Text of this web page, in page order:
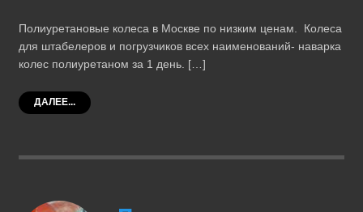
Полиуретановые колеса в Москве по низким ценам. Колеса
для штабелеров и погрузчиков всех наименований- наварка
колес полиуретаном за 1 день. […]
ДАЛЕЕ...